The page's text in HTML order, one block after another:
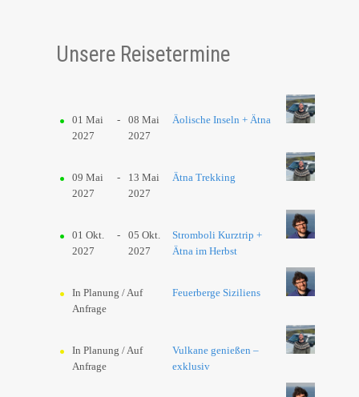
Unsere Reisetermine
01 Mai
2027
-
08 Mai
2027
Äolische Inseln + Ätna
09 Mai
2027
-
13 Mai
2027
Ätna Trekking
01 Okt.
2027
-
05 Okt.
2027
Stromboli Kurztrip +
Ätna im Herbst
In Planung / Auf
Anfrage
Feuerberge Siziliens
In Planung / Auf
Anfrage
Vulkane genießen –
exklusiv